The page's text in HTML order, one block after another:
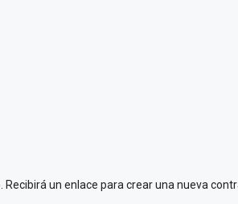
un enlace para crear una nueva